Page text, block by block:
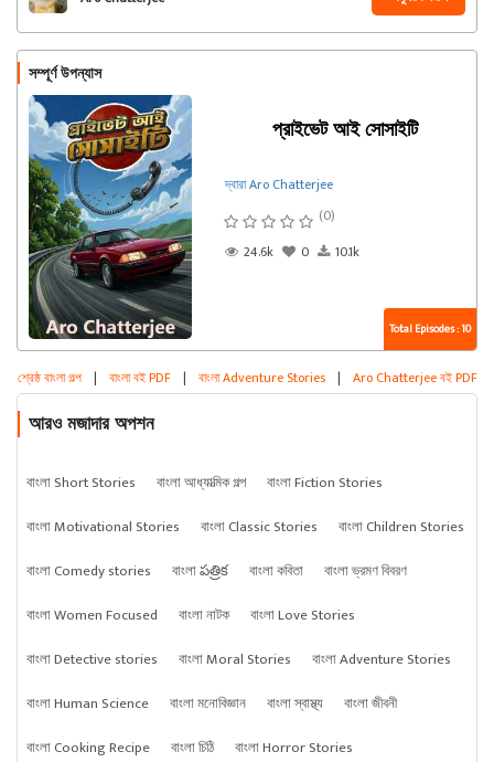
সম্পূর্ণ উপন্যাস
প্রাইভেট আই সোসাইটি
দ্বারা Aro Chatterjee
(0)
24.6k
0 10.1k
Total Episodes : 10
শ্রেষ্ঠ বাংলা গল্প | বাংলা বই PDF | বাংলা Adventure Stories | Aro Chatterjee বই PDF
আরও মজাদার অপশন
বাংলা Short Stories বাংলা আধ্যাত্মিক গল্প
বাংলা Fiction Stories
বাংলা Motivational Stories
বাংলা Classic Stories
বাংলা Children Stories
বাংলা Comedy stories
বাংলা పత్రిక বাংলা কবিতা
বাংলা ভ্রমণ বিবরণ
বাংলা Women Focused
বাংলা নাটক
বাংলা Love Stories
বাংলা Detective stories
বাংলা Moral Stories
বাংলা Adventure Stories
বাংলা Human Science
বাংলা মনোবিজ্ঞান বাংলা স্বাস্থ্য
বাংলা জীবনী
বাংলা Cooking Recipe
বাংলা চিঠি বাংলা Horror Stories